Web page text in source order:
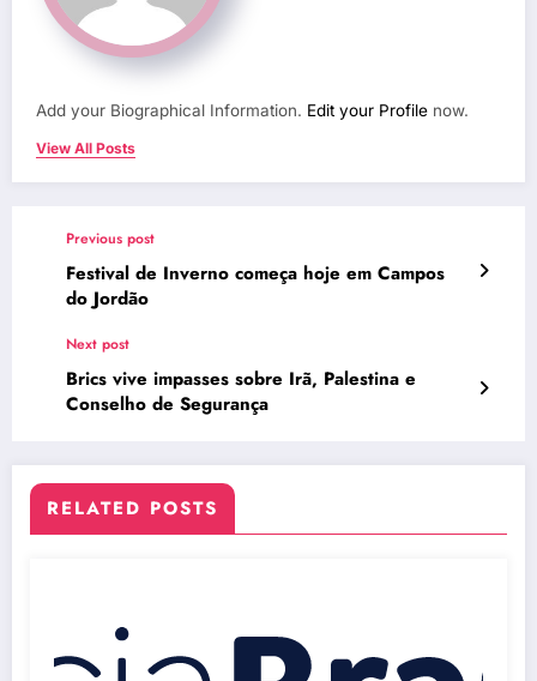
Add your Biographical Information. Edit your Profile now.
View All Posts
Previous post
Festival de Inverno começa hoje em Campos
do Jordão
Next post
Brics vive impasses sobre Irã, Palestina e
Conselho de Segurança
RELATED POSTS